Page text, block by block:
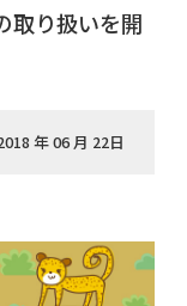
取り扱いを開
年 06 月 22日